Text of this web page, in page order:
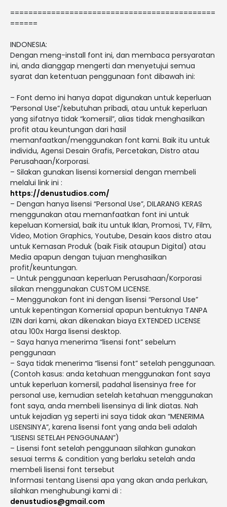
=============================================
======
INDONESIA:
Dengan meng-install font ini, dan membaca persyaratan
ini, anda dianggap mengerti dan menyetujui semua
syarat dan ketentuan penggunaan font dibawah ini:
– Font demo ini hanya dapat digunakan untuk keperluan
“Personal Use”/kebutuhan pribadi, atau untuk keperluan
yang sifatnya tidak “komersil”, alias tidak menghasilkan
profit atau keuntungan dari hasil
memanfaatkan/menggunakan font kami. Baik itu untuk
individu, Agensi Desain Grafis, Percetakan, Distro atau
Perusahaan/Korporasi.
– Silakan gunakan lisensi komersial dengan membeli
melalui link ini :
https://denustudios.com/
– Dengan hanya lisensi “Personal Use”, DILARANG KERAS
menggunakan atau memanfaatkan font ini untuk
kepeluan Komersial, baik itu untuk Iklan, Promosi, TV, Film,
Video, Motion Graphics, Youtube, Desain kaos distro atau
untuk Kemasan Produk (baik Fisik ataupun Digital) atau
Media apapun dengan tujuan menghasilkan
profit/keuntungan.
– Untuk penggunaan keperluan Perusahaan/Korporasi
silakan menggunakan CUSTOM LICENSE.
– Menggunakan font ini dengan lisensi “Personal Use”
untuk kepentingan Komersial apapun bentuknya TANPA
IZIN dari kami, akan dikenakan biaya EXTENDED LICENSE
atau 100x Harga lisensi desktop.
– Saya hanya menerima “lisensi font” sebelum
penggunaan
– Saya tidak menerima “lisensi font” setelah penggunaan.
(Contoh kasus: anda ketahuan menggunakan font saya
untuk keperluan komersil, padahal lisensinya free for
personal use, kemudian setelah ketahuan menggunakan
font saya, anda membeli lisensinya di link diatas. Nah
untuk kejadian yg seperti ini saya tidak akan “MENERIMA
LISENSINYA”, karena lisensi font yang anda beli adalah
“LISENSI SETELAH PENGGUNAAN”)
– Lisensi font setelah penggunaan silahkan gunakan
sesuai terms & condition yang berlaku setelah anda
membeli lisensi font tersebut
Informasi tentang Lisensi apa yang akan anda perlukan,
silahkan menghubungi kami di :
denustudios@gmail.com